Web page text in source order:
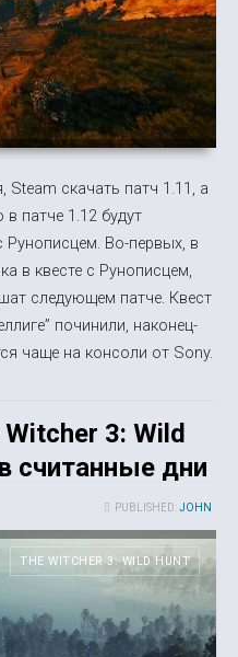
Steam скачать патч 1.11, а
патче 1.12 будут
Рунописцем. Во-первых, в
в квесте с Рунописцем,
следующем патче. Квест
починили, наконец-
чаще на консоли от Sony.
3: Wild
считанные дни
PUBLISHED:JOHN
THE WITCHER 3: WILD HUNT